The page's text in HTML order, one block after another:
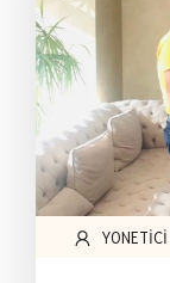
YONETICI